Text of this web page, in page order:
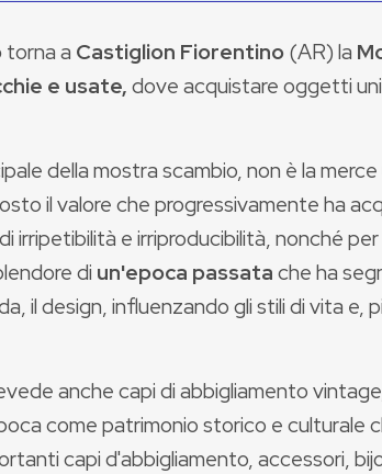
torna a Castiglion Fiorentino(AR) la
e usate,dove acquistare oggetti
della mostra scambio, non è la
il valore che progressivamente ha
irripetibilità e irriproducibilità, nonché
di un'epoca passatache ha
il design, influenzando gli stili di vita e,
anche capi di abbigliamento
come patrimonio storico e culturale
capi d'abbigliamento, accessori,